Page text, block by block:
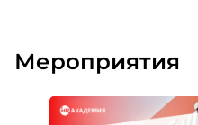
Мероприятия